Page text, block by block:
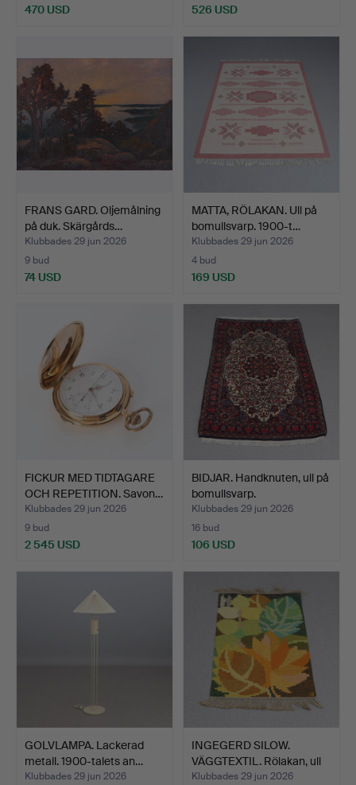
470 USD 526 USD
FRANS GARD. Oljemålning
på duk. Skärgårds…
Klubbades 29 jun 2026
9 bud
74 USD
MATTA, RÖLAKAN. Ull på
bomullsvarp. 1900-t…
Klubbades 29 jun 2026
4 bud
169 USD
FICKUR MED TIDTAGARE
OCH REPETITION. Savon…
Klubbades 29 jun 2026
9 bud
2 545 USD
BIDJAR. Handknuten, ull på
bomullsvarp.
Klubbades 29 jun 2026
16 bud
106 USD
GOLVLAMPA. Lackerad
metall. 1900-talets an…
Klubbades 29 jun 2026
INGEGERD SILOW.
VÄGGTEXTIL. Rölakan, ull
p…
Klubbades 29 jun 2026